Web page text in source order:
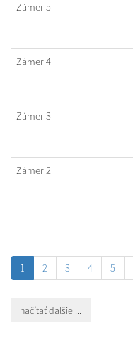
Zámer 5
Zámer 4
Zámer 3
Zámer 2
1 2 3 4 5
načítať ďalšie ...